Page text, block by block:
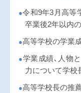
●令和9年3月高等学校卒業見込みの者、または高等学校
卒業後2年以内
●高等学校の学業
●学業成績､人物ともに優れ､心身ともに健康で､適性能
力について学校
●高等学校長の推